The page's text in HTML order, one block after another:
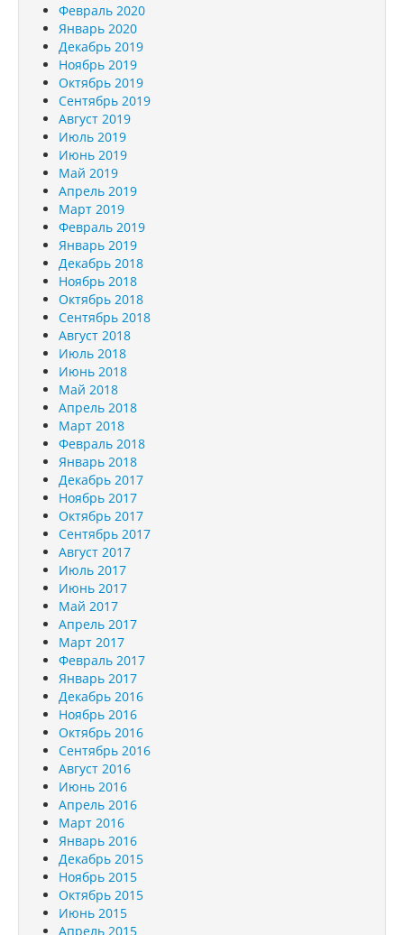
Февраль 2020
Январь 2020
Декабрь 2019
Ноябрь 2019
Октябрь 2019
Сентябрь 2019
Август 2019
Июль 2019
Июнь 2019
Май 2019
Апрель 2019
Март 2019
Февраль 2019
Январь 2019
Декабрь 2018
Ноябрь 2018
Октябрь 2018
Сентябрь 2018
Август 2018
Июль 2018
Июнь 2018
Май 2018
Апрель 2018
Март 2018
Февраль 2018
Январь 2018
Декабрь 2017
Ноябрь 2017
Октябрь 2017
Сентябрь 2017
Август 2017
Июль 2017
Июнь 2017
Май 2017
Апрель 2017
Март 2017
Февраль 2017
Январь 2017
Декабрь 2016
Ноябрь 2016
Октябрь 2016
Сентябрь 2016
Август 2016
Июнь 2016
Апрель 2016
Март 2016
Январь 2016
Декабрь 2015
Ноябрь 2015
Октябрь 2015
Июнь 2015
Апрель 2015